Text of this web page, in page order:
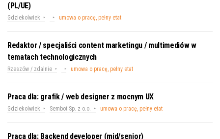
(PL/UE)
Gdziekolwiek umowa o pracę, pełny etat
Redaktor / specjaliści content marketingu / multimediów w
tematach technologicznych
Rzeszów / zdalnie umowa o pracę, pełny etat
Praca dla: grafik / web designer z mocnym UX
Gdziekolwiek Sembot Sp. z o.o. umowa o pracę, pełny etat
Praca dla: Backend developer (mid/senior)